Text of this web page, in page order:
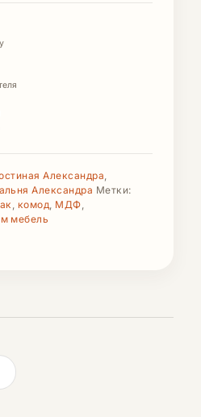
Александра,
Александра Метки:
, комод, МДФ,
мебель